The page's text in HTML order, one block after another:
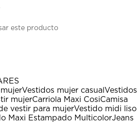
este producto
Vestidos mujer casual Vestidos
mujerCarriola Maxi CosiCamisa
vestir para mujerVestido midi liso
Maxi Estampado MulticolorJeans